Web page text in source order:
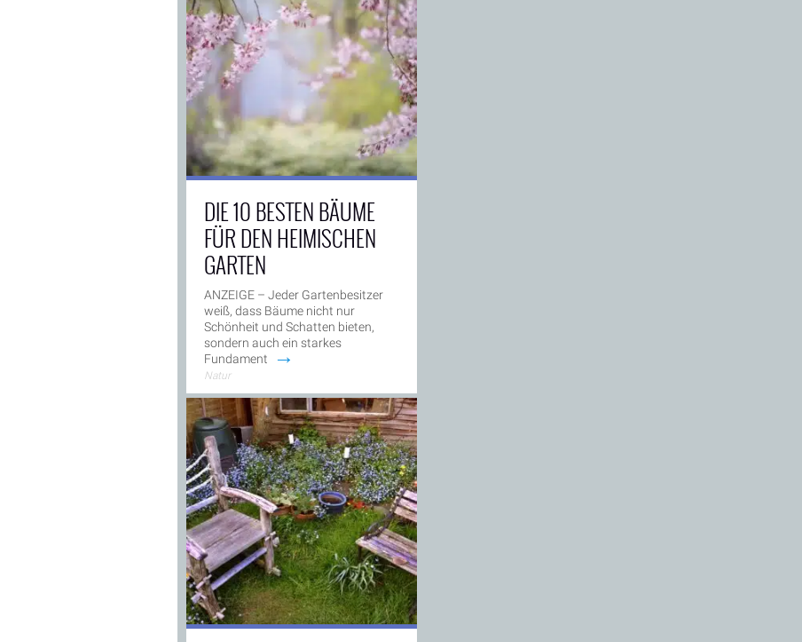
DIE 10 BESTEN BÄUME
FÜR DEN HEIMISCHEN
GARTEN
ANZEIGE – Jeder Gartenbesitzer
weiß, dass Bäume nicht nur
Schönheit und Schatten bieten,
sondern auch ein starkes
Fundament
→
ANZEIGE -
Natur